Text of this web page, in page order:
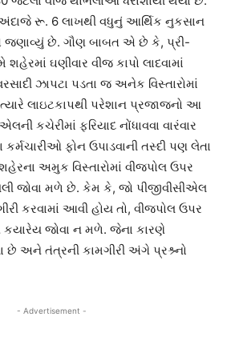
રૂ. 6 લાખથી વધુનું આર્થિક નુકસાન
જણાવ્યું છે. ગૌણ બાબત એ છે કે, પ્રી-
શહેરમાં ઘણીવાર વીજ કાપો લાદવામાં
ઝાપટા પડતા જ અનેક વિસ્તારોમાં
લાઇટકાપથી પરેશાન પ્રજાજનો આ
કચેરીમાં ફરિયાદ નોંધાવવા વારંવાર
ફોન ઉપાડવાની તસ્દી પણ લેતા
અમુક વિસ્તારોમાં વીજપોલ ઉપર
જોવા મળે છે. કેમ કે, જો પીજીવીસીએલ
કરવામાં આવી હોય તો, વીજપોલ ઉપર
જોવા ન મળે. જેના કારણે
અને તંત્રની કામગીરી અંગે પ્રશ્ર્નો
- Advertisement -